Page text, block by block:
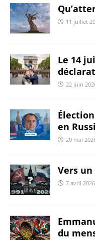
11 juillet
Le 14
22 juin
en
20 mai
Vers un
7 avril 2026
du